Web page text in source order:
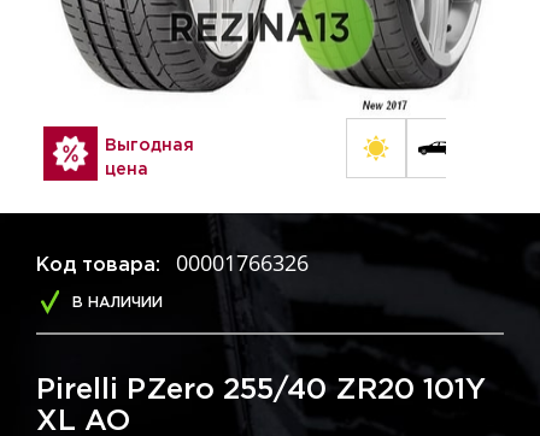
Выгодная
цена
Код товара: 00001766326
В НАЛИЧИИ
Pirelli PZero 255/40 ZR20 101Y
XL AO